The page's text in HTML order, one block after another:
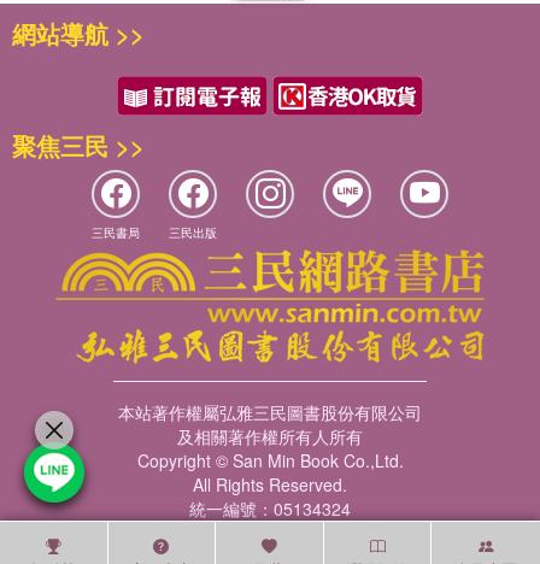
網站導航 >>
聚焦三民 >>
三民書局 三民出版
本站著作權屬弘雅三民圖書股份有限公司
及相關著作權所有人所有
Copyright © San Min Book Co.,Ltd.
All Rights Reserved.
統一編號：05134324